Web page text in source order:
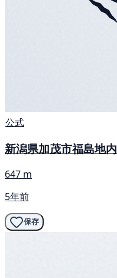
公式
新潟県加茂市福島地内
647 m
5年前
保存